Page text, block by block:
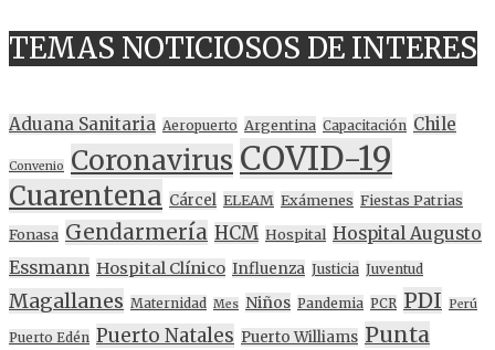
TEMAS NOTICIOSOS DE INTERES
Aduana Sanitaria Aeropuerto Argentina Capacitación Chile
Convenio Coronavirus COVID-19
Cuarentena Cárcel ELEAM Exámenes Fiestas Patrias
Fonasa Gendarmería HCM Hospital Hospital Augusto
Essmann Hospital Clínico Influenza Justicia Juventud
Magallanes Maternidad Mes Niños Pandemia PCR PDI Perú
Puerto Edén Puerto Natales Puerto Williams Punta